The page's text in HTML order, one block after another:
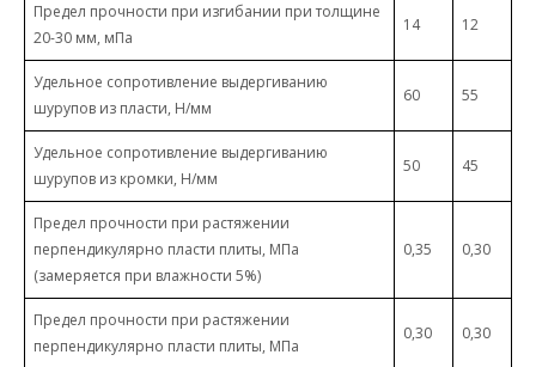
Предел прочности при изгибании при толщине
20-30 мм, мПа
14 12
Удельное сопротивление выдергиванию
шурупов из пласти, Н/мм
60 55
Удельное сопротивление выдергиванию
шурупов из кромки, Н/мм
50 45
Предел прочности при растяжении
перпендикулярно пласти плиты, МПа
(замеряется при влажности 5%)
0,35 0,30
Предел прочности при растяжении
перпендикулярно пласти плиты, МПа
0,30 0,30